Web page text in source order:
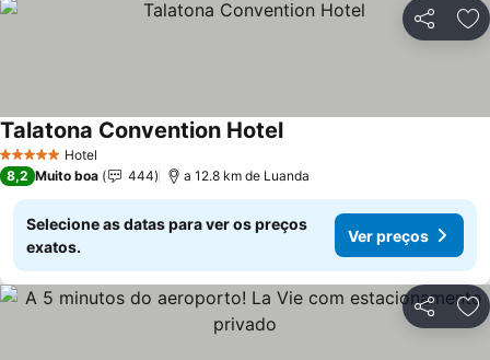
Partilhar
5 Estrelas Hotel
Talatona Convention HotelVer preços
8,2 Muito boa 444 a 12.8 km de Luanda
Selecione as datas para ver os preços
exatos.
Ver preços
Partilhar